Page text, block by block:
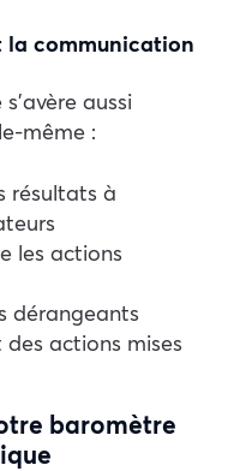
la communication
aussi
même :
résultats à
les actions
dérangeants
des actions mises
baromètre